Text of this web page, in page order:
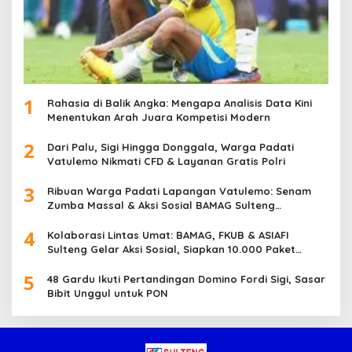
1
Rahasia di Balik Angka: Mengapa Analisis Data Kini
Menentukan Arah Juara Kompetisi Modern
2
Dari Palu, Sigi Hingga Donggala, Warga Padati
Vatulemo Nikmati CFD & Layanan Gratis Polri
3
Ribuan Warga Padati Lapangan Vatulemo: Senam
Zumba Massal & Aksi Sosial BAMAG Sulteng
4
Kolaborasi Lintas Umat: BAMAG, FKUB & ASIAFI
Sulteng Gelar Aksi Sosial, Siapkan 10.000 Paket
5
48 Gardu Ikuti Pertandingan Domino Fordi Sigi, Sasar
Bibit Unggul untuk PON